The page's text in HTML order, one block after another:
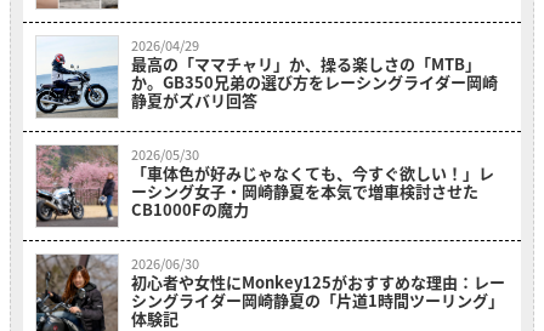
2026/04/29
最高の「ママチャリ」か、操る楽しさの「MTB」
か。GB350兄弟の選び方をレーシングライダー岡崎
静夏がズバリ回答
2026/05/30
「車体色が好みじゃなくても、今すぐ欲しい！」レ
ーシング女子・岡崎静夏を本気で増車検討させた
CB1000Fの魔力
2026/06/30
初心者や女性にMonkey125がおすすめな理由：レー
シングライダー岡崎静夏の「片道1時間ツーリング」
体験記